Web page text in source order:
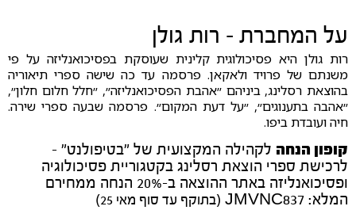
על המחברת - רות גולן
רות גולן היא פסיכולוגית קלינית שעוסקת בפסיכואנליזה על פי
משנתם של פרויד ולאקאן. פרסמה עד כה שישה ספרי תיאוריה
בהוצאת רסלינג, ביניהם ״אהבת הפסיכואנליזה״, ״חלל חלום חלון״,
״אהבה בתענוגים״, ״על דעת המקום״. פרסמה שבעה ספרי שירה.
חיה ועובדת ביפו.
קופון הנחה לקהילה המקצועית של "בטיפולנט" -
לרכישת ספרי הוצאת רסלינג בקטגוריית פסיכולוגיה
ופסיכואנליזה באתר ההוצאה ב-20% הנחה ממחירם
המלא: JMVNC837
(בתוקף עד סוף מאי 25)